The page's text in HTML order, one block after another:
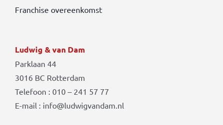
Franchise overeenkomst
Ludwig & van Dam
Parklaan 44
3016 BC Rotterdam
Telefoon : 010 – 241 57 77
E-mail : info@ludwigvandam.nl